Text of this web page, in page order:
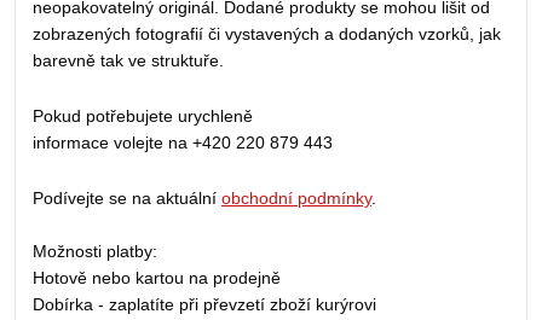
neopakovatelný originál. Dodané produkty se mohou lišit od
zobrazených fotografií či vystavených a dodaných vzorků, jak
barevně tak ve struktuře.
Pokud potřebujete urychleně
informace volejte na +420 220 879 443
Podívejte se na aktuálníobchodní podmínky.
Možnosti platby:
Hotově nebo kartou na prodejně
Dobírka - zaplatíte při převzetí zboží kurýrovi